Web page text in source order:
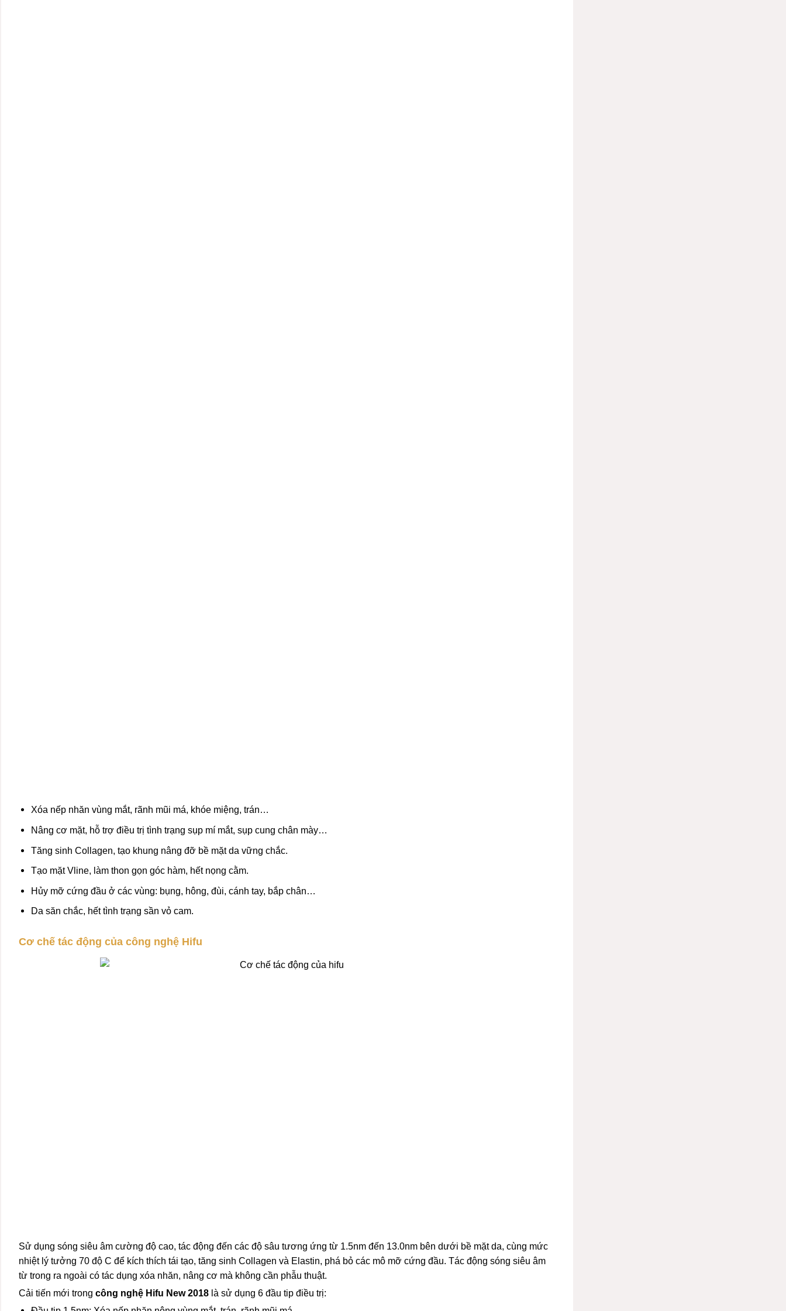
Xóa nếp nhăn vùng mắt, rãnh mũi má, khóe miệng, trán…
Nâng cơ mặt, hỗ trợ điều trị tình trạng sụp mí mắt, sụp cung chân mày…
Tăng sinh Collagen, tạo khung nâng đỡ bề mặt da vững chắc.
Tạo mặt Vline, làm thon gọn góc hàm, hết nọng cằm.
Hủy mỡ cứng đầu ở các vùng: bụng, hông, đùi, cánh tay, bắp chân…
Da săn chắc, hết tình trạng sần vỏ cam.
Cơ chế tác động của công nghệ Hifu
Sử dụng sóng siêu âm cường độ cao, tác động đến các độ sâu tương ứng từ 1.5nm đến 13.0nm bên dưới bề mặt da, cùng mức
nhiệt lý tưởng 70 độ C để kích thích tái tạo, tăng sinh Collagen và Elastin, phá bỏ các mô mỡ cứng đầu. Tác động sóng siêu âm
từ trong ra ngoài có tác dụng xóa nhăn, nâng cơ mà không cần phẫu thuật.
Cải tiến mới trong công nghệ Hifu New 2018 là sử dụng 6 đầu tip điều trị: